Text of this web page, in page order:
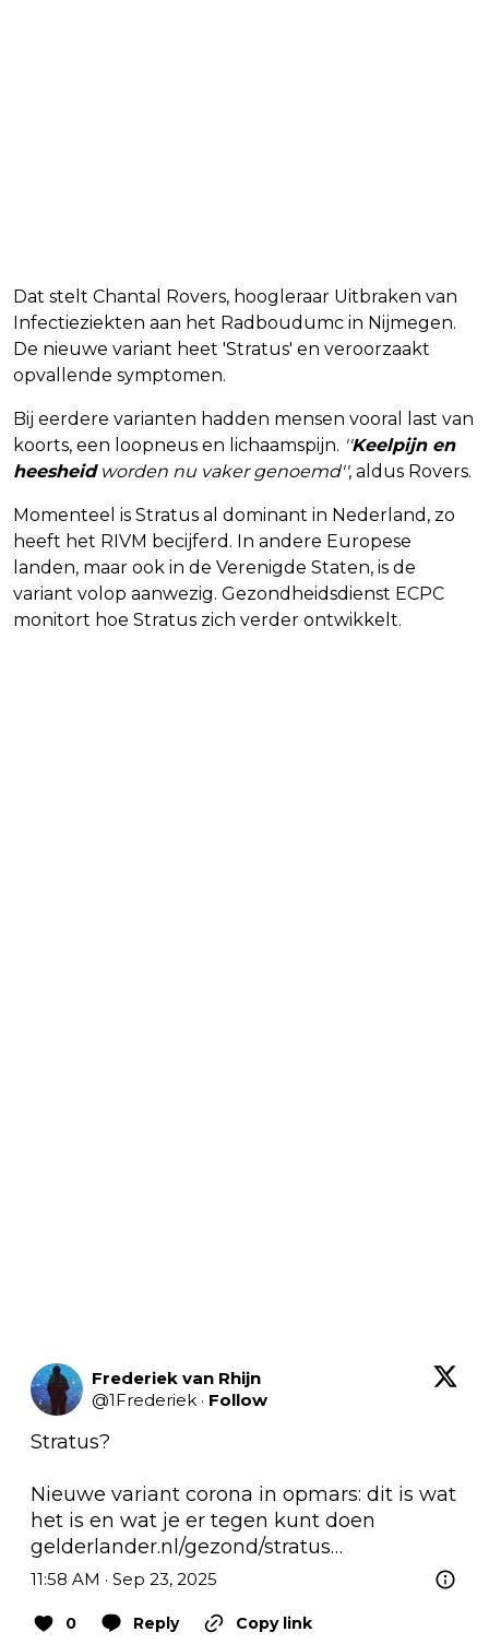
Dat stelt Chantal Rovers, hoogleraar Uitbraken van
Infectieziekten aan het Radboudumc in Nijmegen.
De nieuwe variant heet 'Stratus' en veroorzaakt
opvallende symptomen.
Bij eerdere varianten hadden mensen vooral last van
koorts, een loopneus en lichaamspijn. ''Keelpijn en
heesheidworden nu vaker genoemd'', aldus Rovers.
Momenteel is Stratus al dominant in Nederland, zo
heeft het RIVM becijferd. In andere Europese
landen, maar ook in de Verenigde Staten, is de
variant volop aanwezig. Gezondheidsdienst ECPC
monitort hoe Stratus zich verder ontwikkelt.
Frederiek van Rhijn
@1Frederiek · Follow
Stratus?
Nieuwe variant corona in opmars: dit is wat
gelderlander.nl/gezond/stratus…
11:58 AM · Sep 23, 2025
0 Reply Copy link